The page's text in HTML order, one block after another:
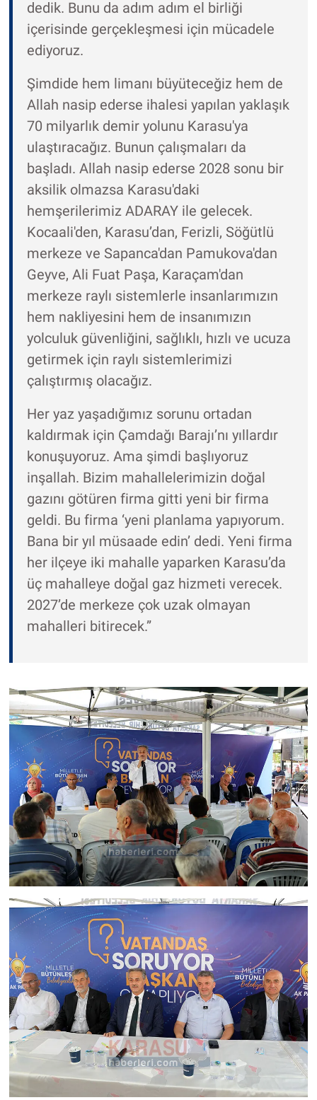
dedik. Bunu da adım adım el birliği
içerisinde gerçekleşmesi için mücadele
ediyoruz.
Şimdide hem limanı büyüteceğiz hem de
Allah nasip ederse ihalesi yapılan yaklaşık
70 milyarlık demir yolunu Karasu'ya
ulaştıracağız. Bunun çalışmaları da
başladı. Allah nasip ederse 2028 sonu bir
aksilik olmazsa Karasu'daki
hemşerilerimiz ADARAY ile gelecek.
Kocaali'den, Karasu’dan, Ferizli, Söğütlü
merkeze ve Sapanca'dan Pamukova'dan
Geyve, Ali Fuat Paşa, Karaçam'dan
merkeze raylı sistemlerle insanlarımızın
hem nakliyesini hem de insanımızın
yolculuk güvenliğini, sağlıklı, hızlı ve ucuza
getirmek için raylı sistemlerimizi
çalıştırmış olacağız.
Her yaz yaşadığımız sorunu ortadan
kaldırmak için Çamdağı Barajı’nı yıllardır
konuşuyoruz. Ama şimdi başlıyoruz
inşallah. Bizim mahallelerimizin doğal
gazını götüren firma gitti yeni bir firma
geldi. Bu firma ‘yeni planlama yapıyorum.
Bana bir yıl müsaade edin’ dedi. Yeni firma
her ilçeye iki mahalle yaparken Karasu’da
üç mahalleye doğal gaz hizmeti verecek.
2027’de merkeze çok uzak olmayan
mahalleri bitirecek.”